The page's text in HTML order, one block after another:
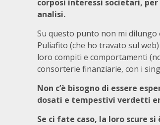
corposi interessi societari,
analisi.
Su questo punto non mi
Puliafito (che ho travato sul
loro compiti e comportamenti
consorterie finanziarie, con i
Non c’è bisogno di essere
dosati e tempestivi verdetti
Se ci fate caso, la loro scure